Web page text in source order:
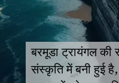
बरमूडा ट्रायंगल की
संस्कृति में बनी हुई